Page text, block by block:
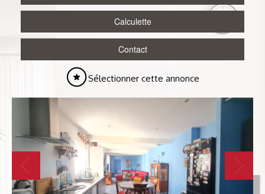
Calculette
Contact
Sélectionner cette annonce